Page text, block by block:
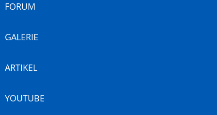
FORUM
GALERIE
ARTIKEL
YOUTUBE